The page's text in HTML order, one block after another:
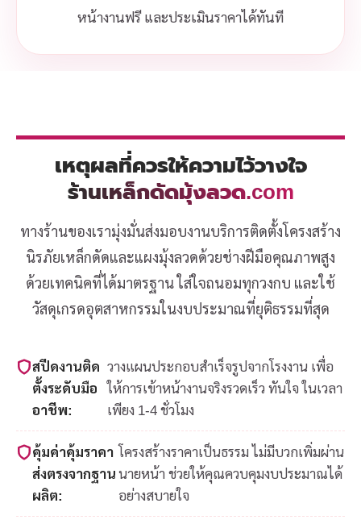
หน้างานฟรี และประเมินราคาได้ทันที
เหตุผลที่ควรให้ความไว้วางใจ
ร้านเหล็กดัดมุ้งลวด.com
ทางร้านของเรามุ่งมั่นส่งมอบงานบริการติดตั้งโครงสร้าง
นิรภัยเหล็กดัดและแผงมุ้งลวดด้วยช่างฝีมือคุณภาพสูง
ด้วยเทคนิคที่ได้มาตรฐาน ใส่ใจถนอมทุกวงกบ และใช้
วัสดุเกรดอุตสาหกรรมในงบประมาณที่ยุติธรรมที่สุด
สปีดงานติด
ตั้งระดับมือ
อาชีพ:
วางแผนประกอบสำเร็จรูปจากโรงงาน เพื่อ
ให้การเข้าหน้างานจริงรวดเร็ว ทันใจ ในเวลา
เพียง 1-4 ชั่วโมง
คุ้มค่าคุ้มราคา
ส่งตรงจากฐาน
ผลิต:
โครงสร้างราคาเป็นธรรม ไม่มีบวกเพิ่มผ่าน
นายหน้า ช่วยให้คุณควบคุมงบประมาณได้
อย่างสบายใจ